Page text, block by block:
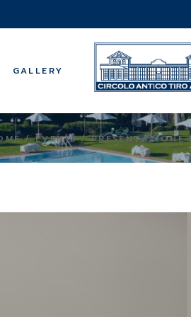
GALLERY
EVENTI